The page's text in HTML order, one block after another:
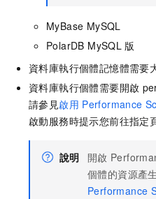
MyBase MySQL
PolarDB MySQL 版
資料庫執行個體記憶體需要
資料庫執行個體需要開啟
請參見啟用 Performance
啟動服務時提示您前往指定
說明 開啟
個體的資源產
Performance